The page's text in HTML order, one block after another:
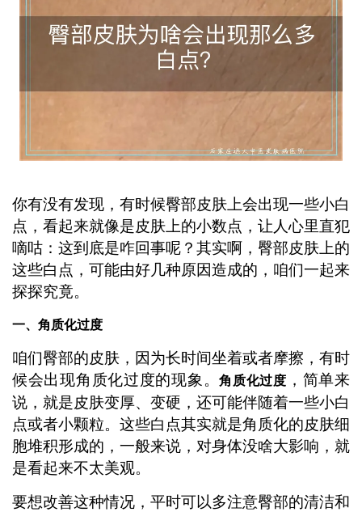
你有没有发现，有时候臀部皮肤上会出现一些小白
点，看起来就像是皮肤上的小数点，让人心里直犯
嘀咕：这到底是咋回事呢？其实啊，臀部皮肤上的
这些白点，可能由好几种原因造成的，咱们一起来
探探究竟。
一、角质化过度
咱们臀部的皮肤，因为长时间坐着或者摩擦，有时
候会出现角质化过度的现象。角质化过度 ，简单来
说，就是皮肤变厚、变硬，还可能伴随着一些小白
点或者小颗粒。这些白点其实就是角质化的皮肤细
胞堆积形成的，一般来说，对身体没啥大影响，就
是看起来不太美观。
要想改善这种情况，平时可以多注意臀部的清洁和